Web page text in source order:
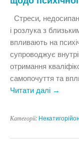
Стреси,
і розлука з
впливають на
супроводжує
отримання
самопочуття та
Читати далі →
Категорії: